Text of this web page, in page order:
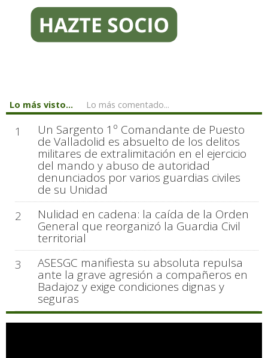
Lo más visto... Lo más comentado...
1 Un Sargento 1º Comandante de Puesto
de Valladolid es absuelto de los delitos
militares de extralimitación en el ejercicio
del mando y abuso de autoridad
denunciados por varios guardias civiles
de su Unidad
2
Nulidad en cadena: la caída de la Orden
General que reorganizó la Guardia Civil
territorial
3
ASESGC manifiesta su absoluta repulsa
ante la grave agresión a compañeros en
Badajoz y exige condiciones dignas y
seguras